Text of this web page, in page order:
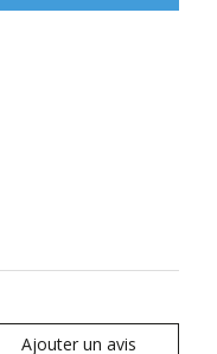
Ajouter un avis